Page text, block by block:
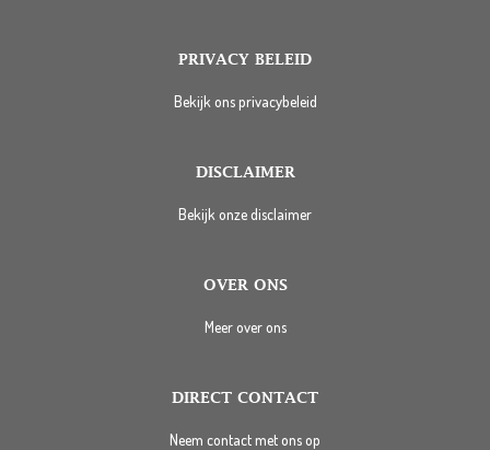
PRIVACY BELEID
Bekijk ons privacybeleid
DISCLAIMER
Bekijk onze disclaimer
OVER ONS
Meer over ons
DIRECT CONTACT
Neem contact met ons op